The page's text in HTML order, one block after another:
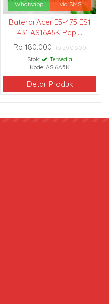
Whatsapp via SMS
Baterai Acer E5-475 ES1
431 AS16A5K Rep....
Rp 180.000 Rp 290.500
Stok:
Tersedia
Kode: AS16A5K
Detail Produk